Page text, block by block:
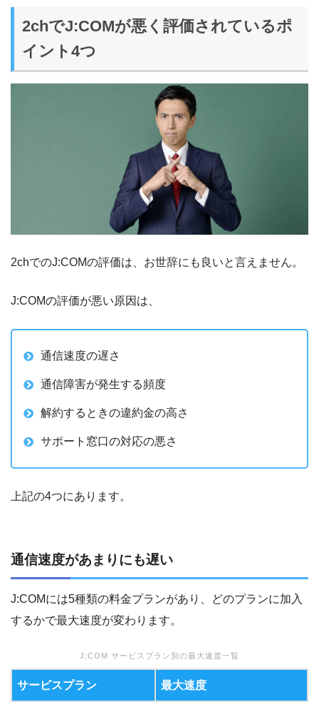
2chでJ:COMが悪く評価されているポ
イント4つ
2chでのJ:COMの評価は、お世辞にも良いと言えません。
J:COMの評価が悪い原因は、
通信速度の遅さ
通信障害が発生する頻度
解約するときの違約金の高さ
サポート窓口の対応の悪さ
上記の4つにあります。
通信速度があまりにも遅い
J:COMには5種類の料金プランがあり、どのプランに加入
するかで最大速度が変わります。
J:COM サービスプラン別の最大速度一覧
サービスプラン 最大速度